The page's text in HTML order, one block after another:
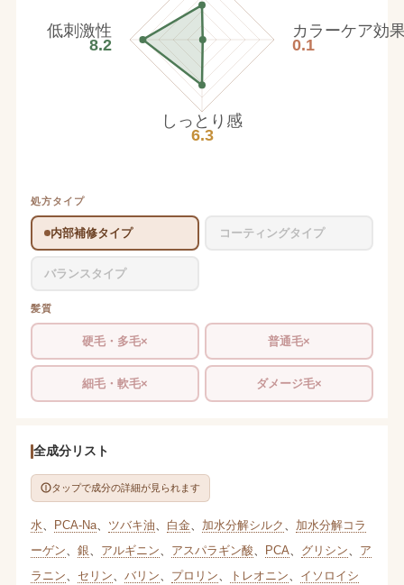
カラーケア効
0.1
しっとり感
6.3
低刺激性
8.2
処方タイプ
内部補修タイプ コーティングタイプ
バランスタイプ
髪質
硬毛・多毛× 普通毛×
細毛・軟毛× ダメージ毛×
全成分リスト
タップで成分の詳細が見られます
水 PCA-Na、 ツバキ油 白金 加水分解シルク
加水分解コラ
ーゲン
銀 アルギニン アスパラギン酸 PCA グリシン
ア
ラニン
セリン バリン プロリン トレオニン
イソロイシ